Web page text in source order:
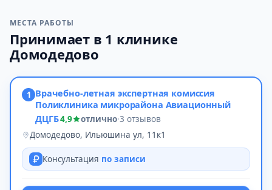
МЕСТА РАБОТЫ
Принимает в 1 клинике
Домодедово
1 Врачебно-летная экспертная комиссия
Поликлиника микрорайона Авиационный
ДЦГБ4,9 отлично·3 отзывов
Домодедово, Ильюшина ул, 11к1
Консультация по записи